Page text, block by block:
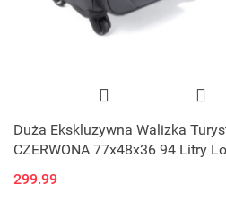
Duża Ekskluzywna Walizka
CZERWONA 77x48x36 94 Litry
299.99